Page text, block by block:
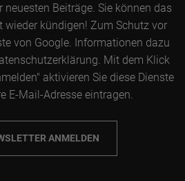
Beiträge. Sie können das
wieder kündigen! Zum Schutz vor
von Google. Informationen dazu
Mit dem Klick
aktivieren Sie diese Dienste
E-Mail-Adresse eintragen.
ANMELDEN